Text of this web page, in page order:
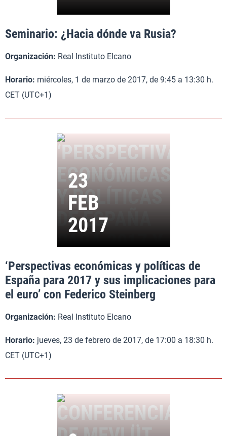
Seminario: ¿Hacia dónde va Rusia?
Organización: Real Instituto Elcano
Horario: miércoles, 1 de marzo de 2017, de 9:45 a 13:30 h.
CET (UTC+1)
‘Perspectivas económicas y políticas de
España para 2017 y sus implicaciones para
el euro’ con Federico Steinberg
Organización: Real Instituto Elcano
Horario: jueves, 23 de febrero de 2017, de 17:00 a 18:30 h.
CET (UTC+1)